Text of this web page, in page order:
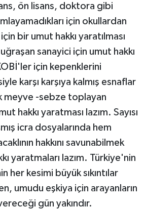
ön lisans, doktora gibi
için okullardan
bir umut hakkı yaratılması
sanayici için umut hakkı
için kepenklerini
karşı karşıya kalmış esnaflar
meyve -sebze toplayan
hakkı yaratması lazım. Sayısı
icra dosyalarında hem
hakkını savunabilmek
yaratmaları lazım. Türkiye'nin
her kesimi büyük sıkıntılar
umudu eşkiya için arayanların
gün yakındır.